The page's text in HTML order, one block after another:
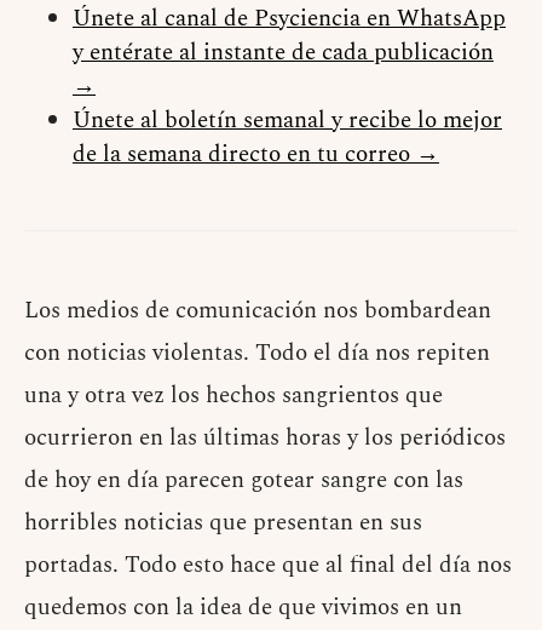
Únete al canal de Psyciencia en WhatsApp
y entérate al instante de cada publicación
→
Únete al boletín semanal y recibe lo mejor
de la semana directo en tu correo →
Los medios de comunicación nos bombardean
con noticias violentas. Todo el día nos repiten
una y otra vez los hechos sangrientos que
ocurrieron en las últimas horas y los periódicos
de hoy en día parecen gotear sangre con las
horribles noticias que presentan en sus
portadas. Todo esto hace que al final del día nos
quedemos con la idea de que vivimos en un